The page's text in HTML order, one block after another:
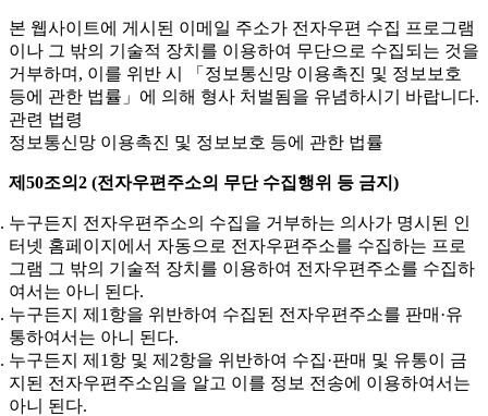
본 웹사이트에 게시된 이메일 주소가 전자우편 수집 프로그램
이나 그 밖의 기술적 장치를 이용하여 무단으로 수집되는 것을
거부하며, 이를 위반 시 「정보통신망 이용촉진 및 정보보호
등에 관한 법률」에 의해 형사 처벌됨을 유념하시기 바랍니다.
관련 법령
정보통신망 이용촉진 및 정보보호 등에 관한 법률
제50조의2 (전자우편주소의 무단 수집행위 등 금지)
누구든지 전자우편주소의 수집을 거부하는 의사가 명시된 인
터넷 홈페이지에서 자동으로 전자우편주소를 수집하는 프로
그램 그 밖의 기술적 장치를 이용하여 전자우편주소를 수집하
여서는 아니 된다.
누구든지 제1항을 위반하여 수집된 전자우편주소를 판매·유
통하여서는 아니 된다.
누구든지 제1항 및 제2항을 위반하여 수집·판매 및 유통이 금
지된 전자우편주소임을 알고 이를 정보 전송에 이용하여서는
아니 된다.